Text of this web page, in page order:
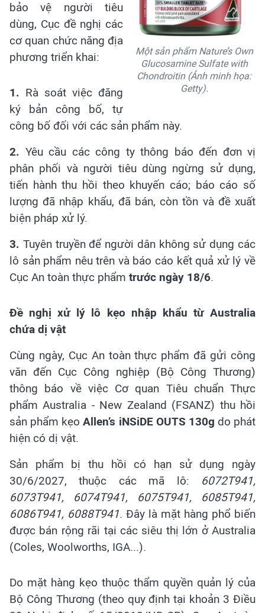
Một sản phẩm Nature’s Own
Glucosamine Sulfate with
Chondroitin (Ảnh minh họa:
Getty).
bảo vệ người tiêu
dùng, Cục đề nghị các
cơ quan chức năng địa
phương triển khai:
1. Rà soát việc đăng
ký bản công bố, tự
công bố đối với các sản phẩm này.
2. Yêu cầu các công ty thông báo đến đơn vị
phân phối và người tiêu dùng ngừng sử dụng,
tiến hành thu hồi theo khuyến cáo; báo cáo số
lượng đã nhập khẩu, đã bán, còn tồn và đề xuất
biện pháp xử lý.
3. Tuyên truyền để người dân không sử dụng các
lô sản phẩm nêu trên và báo cáo kết quả xử lý về
Cục An toàn thực phẩm trước ngày 18/6.
Đề nghị xử lý lô kẹo nhập khẩu từ Australia
chứa dị vật
Cùng ngày, Cục An toàn thực phẩm đã gửi công
văn đến Cục Công nghiệp (Bộ Công Thương)
thông báo về việc Cơ quan Tiêu chuẩn Thực
phẩm Australia - New Zealand (FSANZ) thu hồi
sản phẩm kẹoAllen’s iNSiDE OUTS 130g do phát
hiện có dị vật.
Sản phẩm bị thu hồi có hạn sử dụng ngày
30/6/2027, thuộc các mã lô: 6072T941,
6073T941, 6074T941, 6075T941, 6085T941,
6086T941, 6088T941. Đây là mặt hàng phổ biến
được bán rộng rãi tại các siêu thị lớn ở Australia
(Coles, Woolworths, IGA...).
Do mặt hàng kẹo thuộc thẩm quyền quản lý của
Bộ Công Thương (theo quy định tại khoản 3 Điều